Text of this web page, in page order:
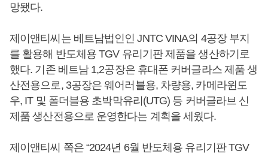
망됐다.
제이앤티씨는 베트남법인인 JNTC VINA의 4공장 부지
를 활용해 반도체용 TGV 유리기판 제품을 생산하기로
했다. 기존 베트남 1,2공장은 휴대폰 커버글라스 제품 생
산전용으로, 3공장은 웨어러블용, 차량용, 카메라윈도
우, IT 및 폴더블용 초박막유리(UTG) 등 커버글라브 신
제품 생산전용으로 운영한다는 계획을 세웠다.
제이앤티씨 쪽은 “2024년 6월 반도체용 유리기판 TGV